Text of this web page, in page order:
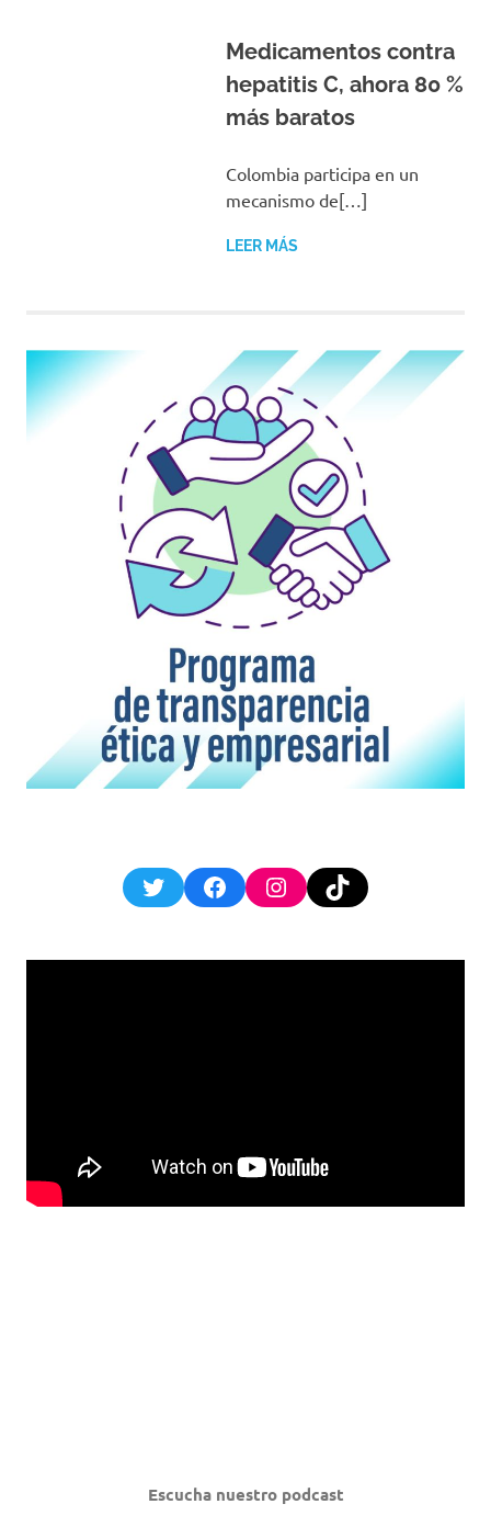
Medicamentos contra
hepatitis C, ahora 80 %
más baratos
Colombia participa en un
mecanismo de[…]
LEER MÁS
TwitterFacebookInstagram
TikTok
Escucha nuestro podcast